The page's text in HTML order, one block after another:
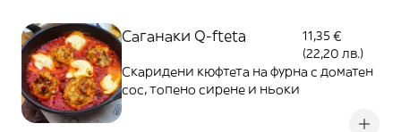
Саганаки Q-fteta
11,35 €
(22,20 лв.)
Скаридени кюфтета на фурна с доматен
сос, топено сирене и ньоки